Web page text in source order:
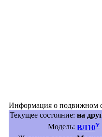
Информация о подвижном
Текущее состояние: на
Модель: ВЛ10У